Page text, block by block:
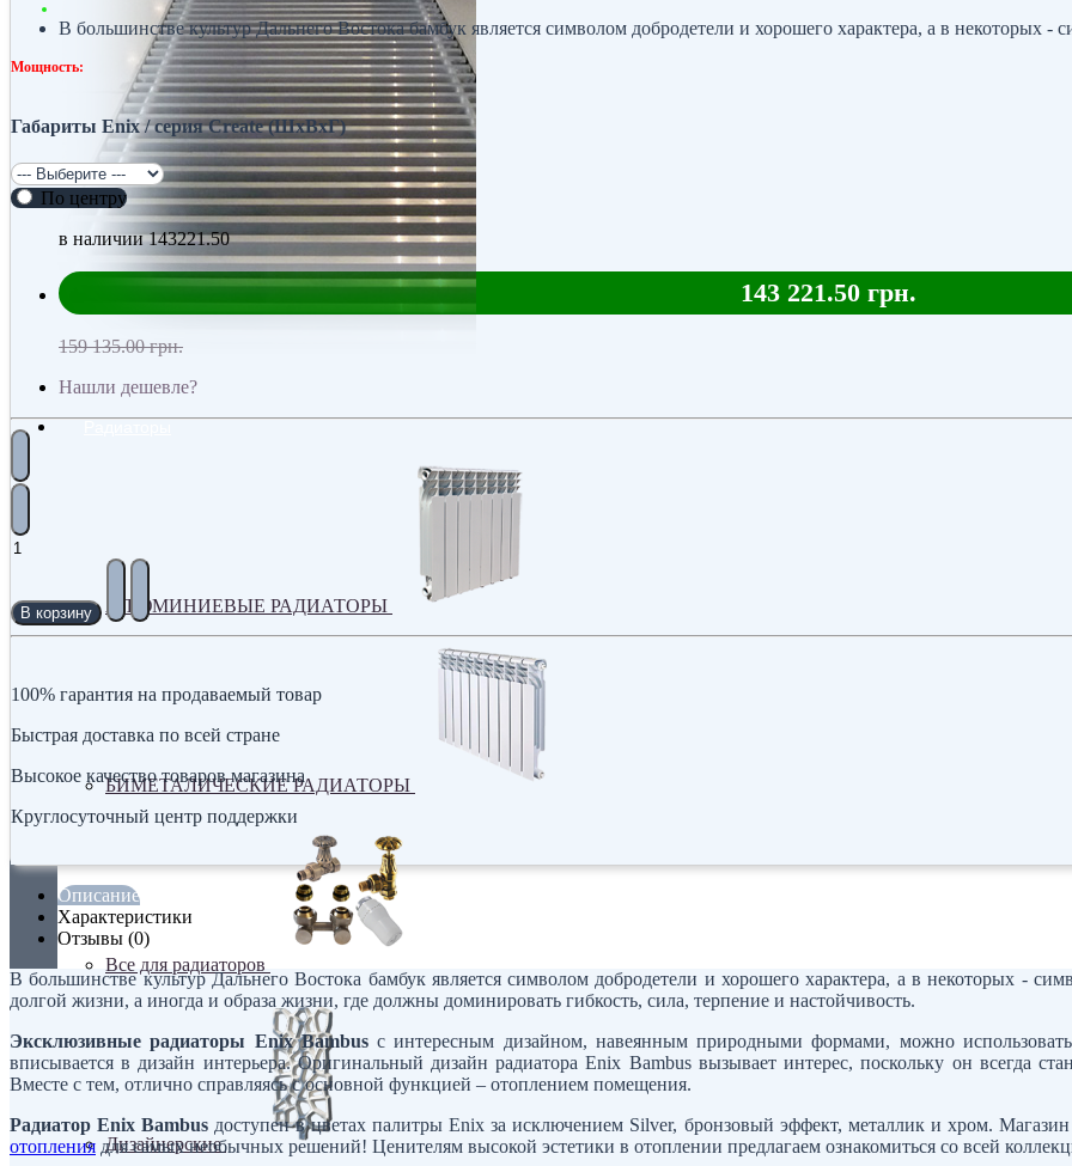
АЛЮМИНИЕВЫЕ РАДИАТОРЫ
БИМЕТАЛИЧЕСКИЕ РАДИАТОРЫ
Все для радиаторов
Дизайнерские
В большинстве культур Дальнего Востока бамбук является символом добродетели и хорошего характера, а в некоторых -
Мощность:
Габариты Enix / серия Create (ШхВхГ)
По центру
в наличии143221.50
143 221.50 грн.
159 135.00 грн.
Нашли дешевле?
В корзину
100% гарантия на продаваемый товар
Быстрая доставка по всей стране
Высокое качество товаров магазина
Круглосуточный центр поддержки
Описание
Характеристики
Отзывы (0)
В большинстве культур Дальнего Востока бамбук является символом добродетели и хорошего характера, а в некоторых -
долгой жизни, а иногда и образа жизни, где должны доминировать гибкость, сила, терпение и настойчивость.
Эксклюзивные радиаторы Enix Bambusс интересным дизайном, навеянным природными формами, можно
вписывается в дизайн интерьера. Оригинальный дизайн радиатора Enix Bambus вызывает интерес, поскольку он всегда
Вместе с тем, отлично справляясь с основной функцией – отоплением помещения.
Радиатор Enix Bambus доступен в цветах палитры Enix за исключением Silver, бронзовый эффект, металлик и хром.
отопления для самых необычных решений! Ценителям высокой эстетики в отоплении предлагаем ознакомиться со всей